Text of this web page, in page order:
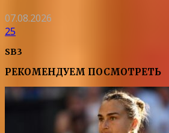
07.08.2026
25
SB3
РЕКОМЕНДУЕМ ПОСМОТРЕТЬ